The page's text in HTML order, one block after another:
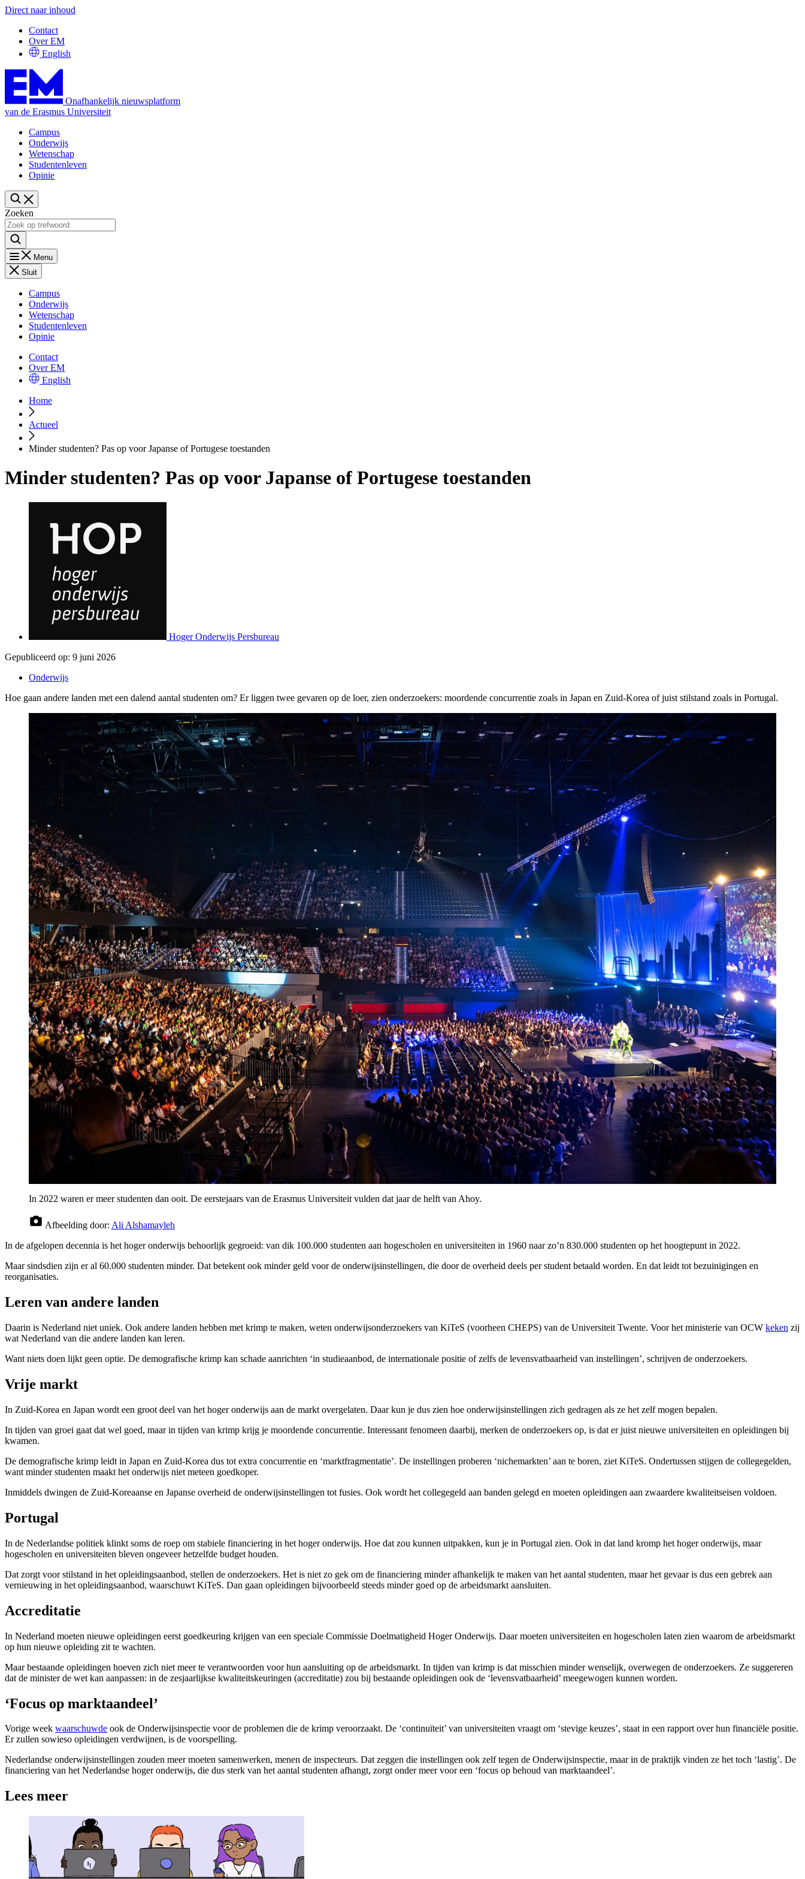
Direct naar inhoud
Contact
Over EM
English
Onafhankelijk nieuwsplatform
van de Erasmus Universiteit
Campus
Onderwijs
Wetenschap
Studentenleven
Opinie
Zoeken
Menu
Sluit
Campus
Onderwijs
Wetenschap
Studentenleven
Opinie
Contact
Over EM
English
Home
Actueel
Minder studenten? Pas op voor Japanse of Portugese toestanden
Minder studenten? Pas op voor Japanse of Portugese toestanden
Hoger Onderwijs Persbureau
Gepubliceerd op: 9 juni 2026
Onderwijs
Hoe gaan andere landen met een dalend aantal studenten om? Er liggen twee gevaren op de loer, zien onderzoekers: moordende concurrentie zoals in Japan en Zuid-Korea of juist stilstand zoals in Portugal.
In 2022 waren er meer studenten dan ooit. De eerstejaars van de Erasmus Universiteit vulden dat jaar de helft van Ahoy.
Afbeelding door: Ali Alshamayleh
In de afgelopen decennia is het hoger onderwijs behoorlijk gegroeid: van dik 100.000 studenten aan hogescholen en universiteiten in 1960 naar zo’n 830.000 studenten op het hoogtepunt in 2022.
Maar sindsdien zijn er al 60.000 studenten minder. Dat betekent ook minder geld voor de onderwijsinstellingen, die door de overheid deels per student betaald worden. En dat leidt tot bezuinigingen en
reorganisaties.
Leren van andere landen
Daarin is Nederland niet uniek. Ook andere landen hebben met krimp te maken, weten onderwijsonderzoekers van KiTeS (voorheen CHEPS) van de Universiteit Twente. Voor het ministerie van OCW keken zij
wat Nederland van die andere landen kan leren.
Want niets doen lijkt geen optie. De demografische krimp kan schade aanrichten ‘in studieaanbod, de internationale positie of zelfs de levensvatbaarheid van instellingen’, schrijven de onderzoekers.
Vrije markt
In Zuid-Korea en Japan wordt een groot deel van het hoger onderwijs aan de markt overgelaten. Daar kun je dus zien hoe onderwijsinstellingen zich gedragen als ze het zelf mogen bepalen.
In tijden van groei gaat dat wel goed, maar in tijden van krimp krijg je moordende concurrentie. Interessant fenomeen daarbij, merken de onderzoekers op, is dat er juist nieuwe universiteiten en opleidingen bij
kwamen.
De demografische krimp leidt in Japan en Zuid-Korea dus tot extra concurrentie en ‘marktfragmentatie’. De instellingen proberen ‘nichemarkten’ aan te boren, ziet KiTeS. Ondertussen stijgen de collegegelden,
want minder studenten maakt het onderwijs niet meteen goedkoper.
Inmiddels dwingen de Zuid-Koreaanse en Japanse overheid de onderwijsinstellingen tot fusies. Ook wordt het collegegeld aan banden gelegd en moeten opleidingen aan zwaardere kwaliteitseisen voldoen.
Portugal
In de Nederlandse politiek klinkt soms de roep om stabiele financiering in het hoger onderwijs. Hoe dat zou kunnen uitpakken, kun je in Portugal zien. Ook in dat land kromp het hoger onderwijs, maar
hogescholen en universiteiten bleven ongeveer hetzelfde budget houden.
Dat zorgt voor stilstand in het opleidingsaanbod, stellen de onderzoekers. Het is niet zo gek om de financiering minder afhankelijk te maken van het aantal studenten, maar het gevaar is dus een gebrek aan
vernieuwing in het opleidingsaanbod, waarschuwt KiTeS. Dan gaan opleidingen bijvoorbeeld steeds minder goed op de arbeidsmarkt aansluiten.
Accreditatie
In Nederland moeten nieuwe opleidingen eerst goedkeuring krijgen van een speciale Commissie Doelmatigheid Hoger Onderwijs. Daar moeten universiteiten en hogescholen laten zien waarom de arbeidsmarkt
op hun nieuwe opleiding zit te wachten.
Maar bestaande opleidingen hoeven zich niet meer te verantwoorden voor hun aansluiting op de arbeidsmarkt. In tijden van krimp is dat misschien minder wenselijk, overwegen de onderzoekers. Ze suggereren
dat de minister de wet kan aanpassen: in de zesjaarlijkse kwaliteitskeuringen (accreditatie) zou bij bestaande opleidingen ook de ‘levensvatbaarheid’ meegewogen kunnen worden.
‘Focus op marktaandeel’
Vorige week waarschuwde ook de Onderwijsinspectie voor de problemen die de krimp veroorzaakt. De ‘continuïteit’ van universiteiten vraagt om ‘stevige keuzes’, staat in een rapport over hun financiële positie.
Er zullen sowieso opleidingen verdwijnen, is de voorspelling.
Nederlandse onderwijsinstellingen zouden meer moeten samenwerken, menen de inspecteurs. Dat zeggen die instellingen ook zelf tegen de Onderwijsinspectie, maar in de praktijk vinden ze het toch ‘lastig’. De
financiering van het Nederlandse hoger onderwijs, die dus sterk van het aantal studenten afhangt, zorgt onder meer voor een ‘focus op behoud van marktaandeel’.
Lees meer